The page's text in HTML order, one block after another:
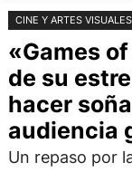
CINE Y ARTES VISUALES
«Games
de su
hacer
audiencia
Un repaso por